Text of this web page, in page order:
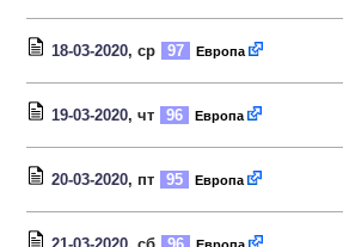
18-03-2020, ср 97 Европа
19-03-2020, чт 96 Европа
20-03-2020, пт 95 Европа